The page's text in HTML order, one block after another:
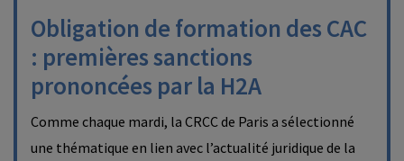
Obligation de formation des CAC
: premières sanctions
prononcées par la H2A
Comme chaque mardi, la CRCC de Paris a sélectionné
une thématique en lien avec l’actualité juridique de la